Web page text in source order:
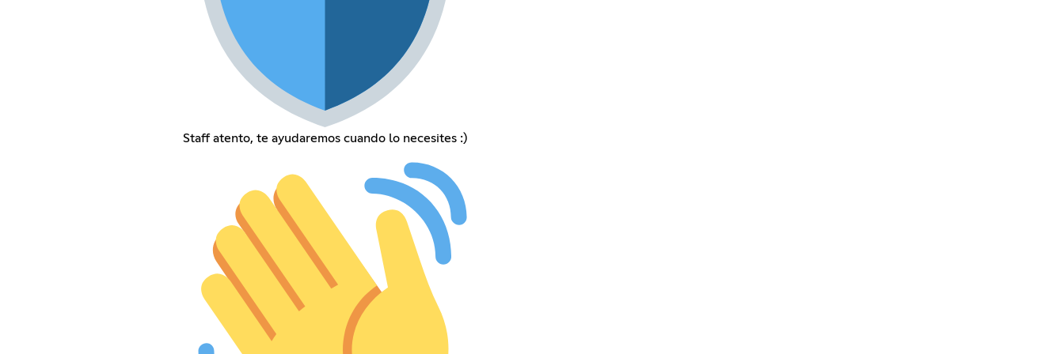
Staff atento, te ayudaremos cuando lo necesites :)